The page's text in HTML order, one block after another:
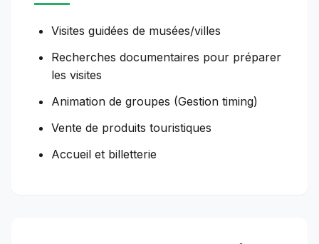
Visites guidées de musées/villes
Recherches documentaires pour préparer
les visites
Animation de groupes (Gestion timing)
Vente de produits touristiques
Accueil et billetterie